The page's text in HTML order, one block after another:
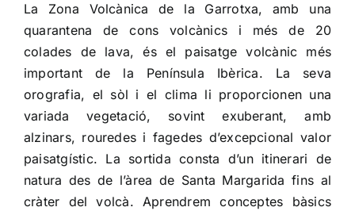
La Zona Volcànica de la Garrotxa, amb una
quarantena de cons volcànics i més de 20
colades de lava, és el paisatge volcànic més
important de la Península Ibèrica. La seva
orografia, el sòl i el clima li proporcionen una
variada vegetació, sovint exuberant, amb
alzinars, rouredes i fagedes d’excepcional valor
paisatgístic. La sortida consta d’un itinerari de
natura des de l’àrea de Santa Margarida fins al
cràter del volcà. Aprendrem conceptes bàsics